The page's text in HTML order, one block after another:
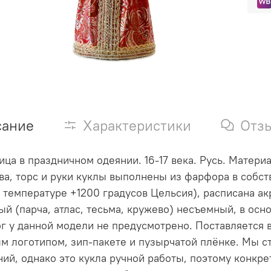
Характеристики
в праздничном одеянии. 16-17 века. Русь.
торс и руки куклы выполнены из фарфора в
+1200 градусов Цельсия), расписана
(парча, атлас, тесьма, кружево) несъемный, в
у данной модели не предусмотрено. Поставляется
логотипом, зип-пакете и пузырчатой плёнке. Мы
однако это кукла ручной работы, поэтому